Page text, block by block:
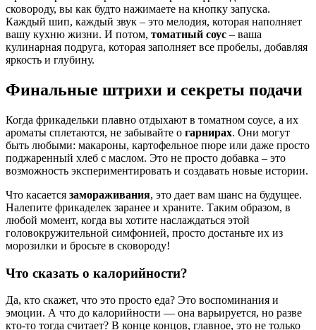
сковороду, вы как будто нажимаете на кнопку запуска.
Каждый шип, каждый звук – это мелодия, которая наполняет
вашу кухню жизни. И потом, томатный соус – ваша
кулинарная подруга, которая заполняет все пробелы, добавляя
яркость и глубину.
Финальные штрихи и секреты подачи
Когда фрикадельки плавно отдыхают в томатном соусе, а их
ароматы сплетаются, не забывайте о гарнирах. Они могут
быть любыми: макароны, картофельное пюре или даже просто
поджаренный хлеб с маслом. Это не просто добавка – это
возможность экспериментировать и создавать новые истории.
Что касается замораживания, это дает вам шанс на будущее.
Налепите фрикаделек заранее и храните. Таким образом, в
любой момент, когда вы хотите наслаждаться этой
головокружительной симфонией, просто достаньте их из
морозилки и бросьте в сковороду!
Что сказать о калорийности?
Да, кто скажет, что это просто еда? Это воспоминания и
эмоции. А что до калорийности — она варьируется, но разве
кто-то тогда считает? В конце концов, главное, это не только